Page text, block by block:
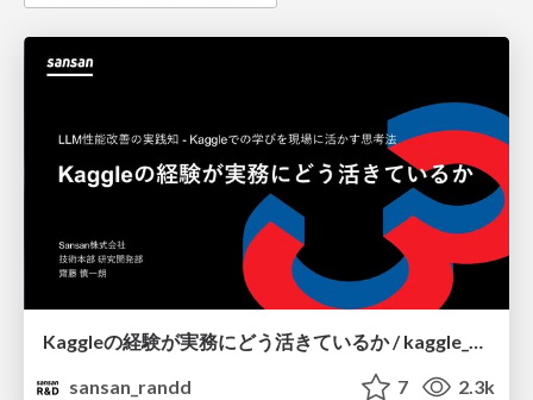
Kaggleの経験が実務にどう活きているか / kaggle_findy
sansan_randd
7 2.3k